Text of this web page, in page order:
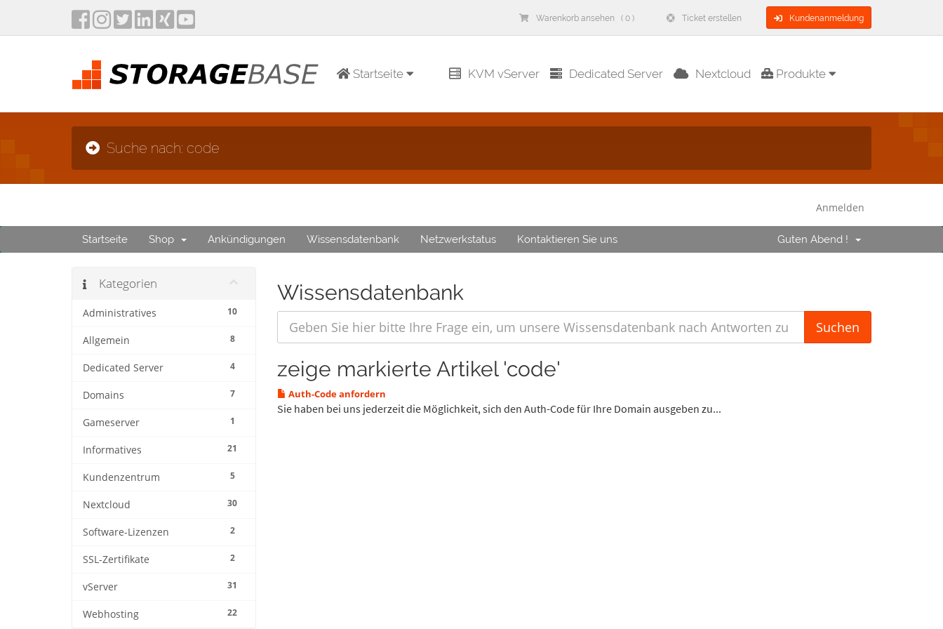
Warenkorb ansehen ( 0 ) Ticket erstellen Kundenanmeldung
Startseite KVM vServer Dedicated Server Nextcloud Produkte
Suche nach: code
Anmelden
Startseite Shop Ankündigungen Wissensdatenbank Netzwerkstatus Kontaktieren Sie uns Guten Abend !
Wissensdatenbank
Kategorien
10
Administratives
8
Allgemein
4
Dedicated Server
7
Domains
1
Gameserver
21
Informatives
5
Kundenzentrum
30
Nextcloud
2
Software-Lizenzen
2
SSL-Zertifikate
31
vServer
22
Webhosting
zeige markierte Artikel 'code'
Auth-Code anfordern
Sie haben bei uns jederzeit die Möglichkeit, sich den Auth-Code für Ihre Domain ausgeben zu...